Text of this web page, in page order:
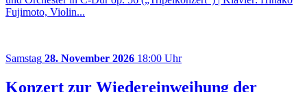
Fujimoto, Violin...
Samstag 28. November 2026 18:00 Uhr
Konzert zur Wiedereinweihung der